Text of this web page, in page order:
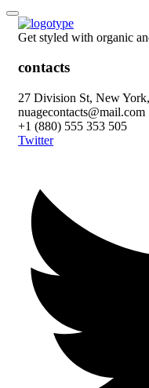
Get styled with organic
contacts
27 Division St, New
nuagecontacts@mail.com
+1 (880) 555 353 505
Twitter